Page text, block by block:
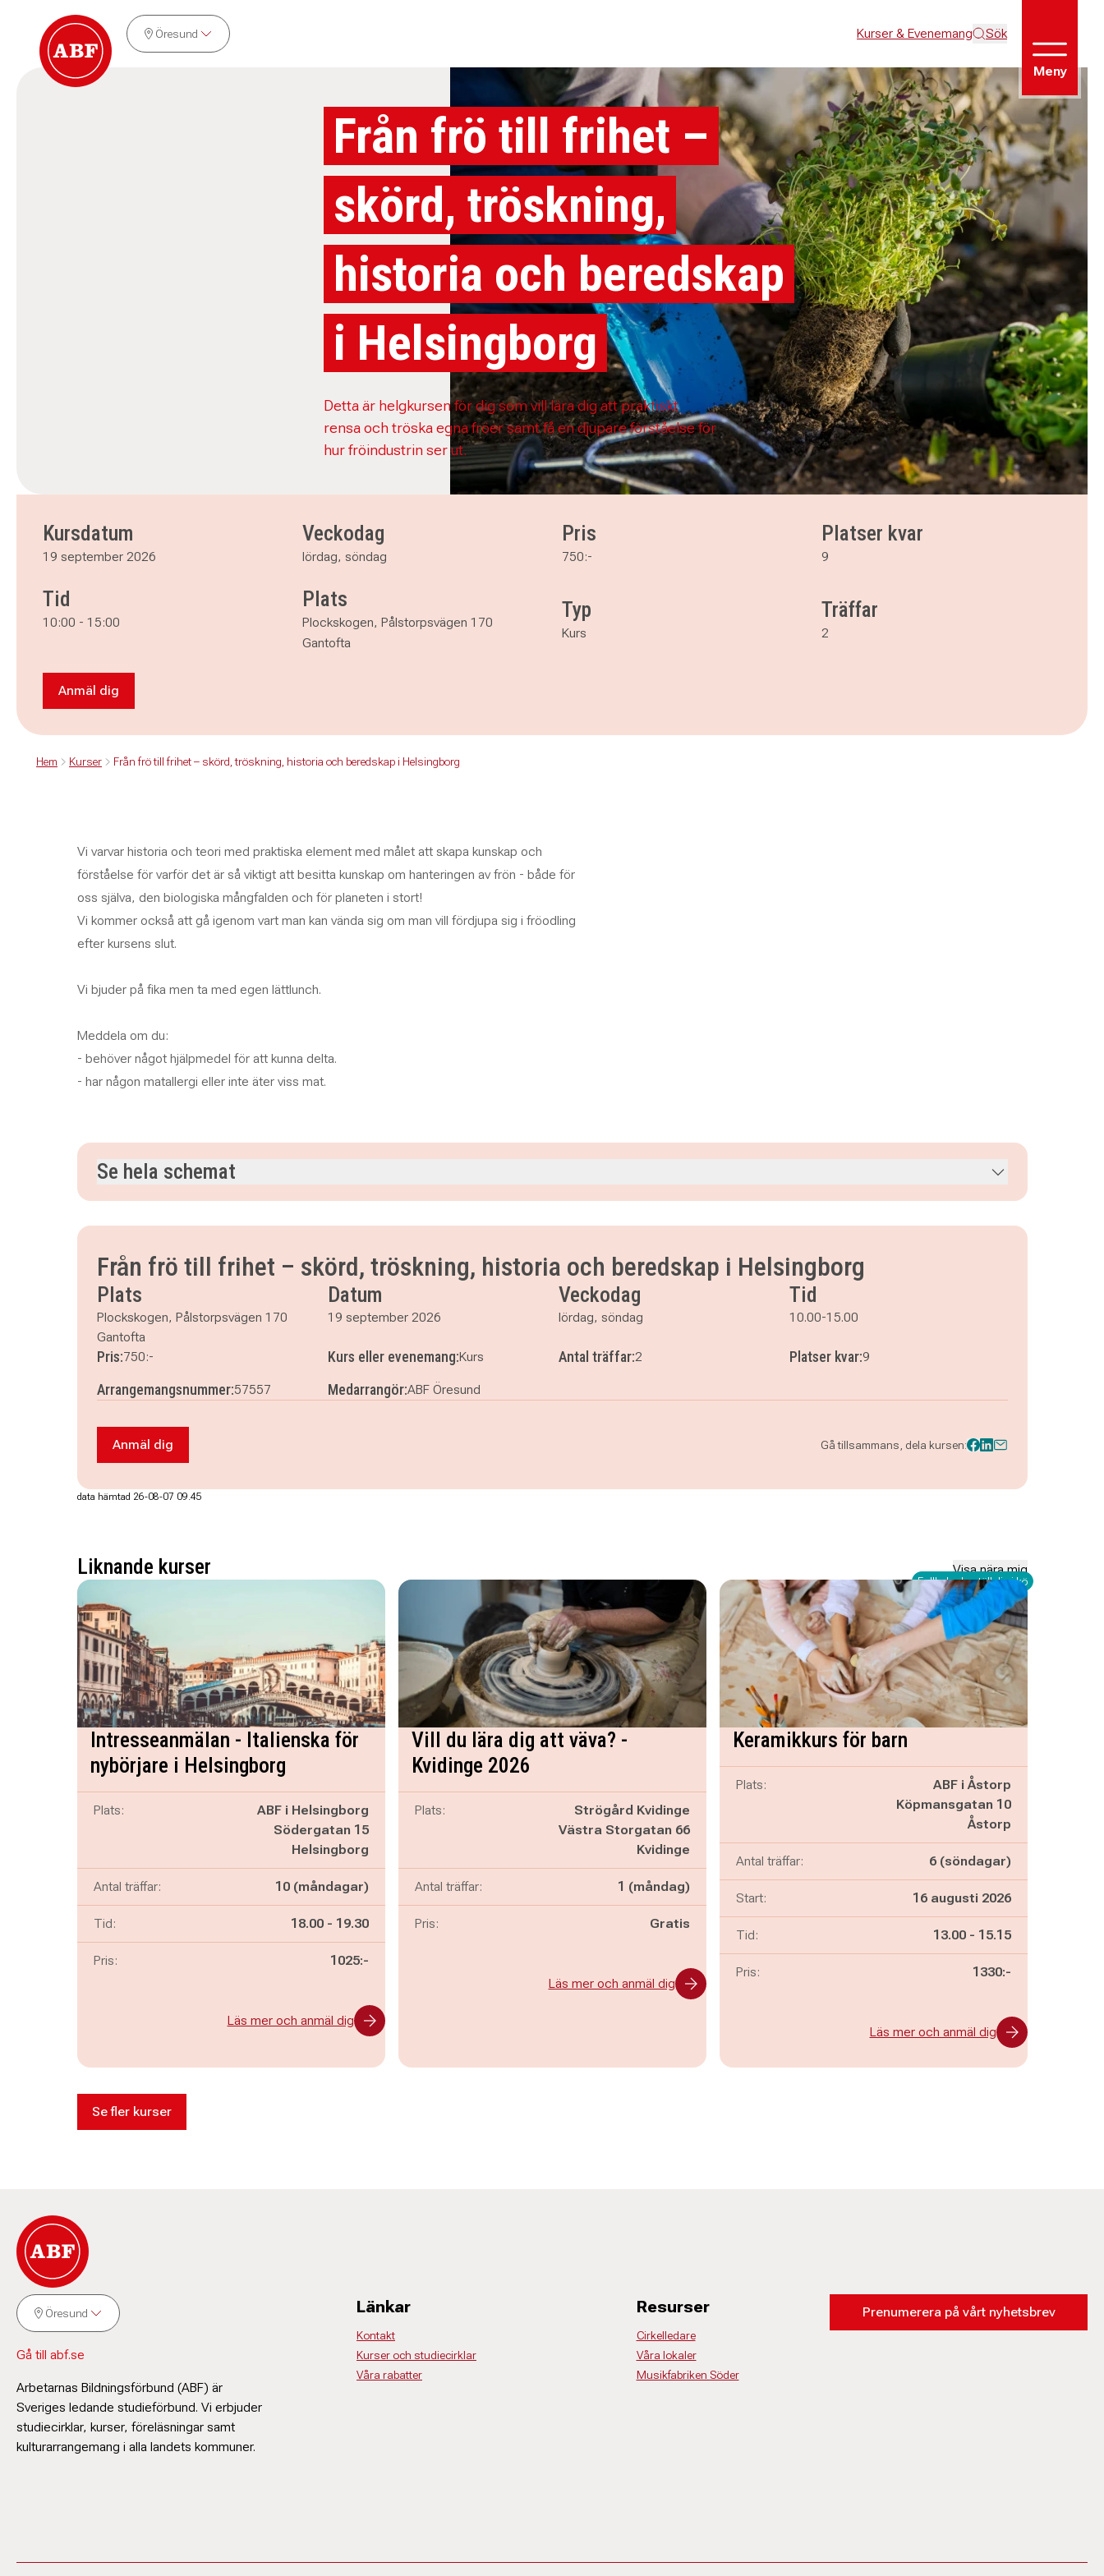
Öresund Kurser & Evenemang Sök
Meny
Från frö till frihet –
skörd, tröskning,
historia och beredskap
i Helsingborg
Detta är helgkursen för dig som vill lära dig att praktiskt
rensa och tröska egna fröer samt få en djupare förståelse för
hur fröindustrin ser ut.
Kursdatum
19 september 2026
Veckodag
lördag, söndag
Tid
10:00 - 15:00
Plats
Plockskogen, Pålstorpsvägen 170
Gantofta
Pris
750:-
Platser kvar
9
Typ
Kurs
Träffar
2
Anmäl dig till Från frö till frihet – skörd, tröskning, historia och beredskap i Helsingborg
Anmäl dig
Hem Kurser Från frö till frihet – skörd, tröskning, historia och beredskap i Helsingborg
Vi varvar historia och teori med praktiska element med målet att skapa kunskap och
förståelse för varför det är så viktigt att besitta kunskap om hanteringen av frön - både för
oss själva, den biologiska mångfalden och för planeten i stort!
Vi kommer också att gå igenom vart man kan vända sig om man vill fördjupa sig i fröodling
efter kursens slut.
Vi bjuder på fika men ta med egen lättlunch.
Meddela om du:
- behöver något hjälpmedel för att kunna delta.
- har någon matallergi eller inte äter viss mat.
Se hela schemat
Från frö till frihet – skörd, tröskning, historia och beredskap i Helsingborg
Plats
Plockskogen, Pålstorpsvägen 170
Gantofta
Datum
19 september 2026
Veckodag
lördag, söndag
Tid
10.00-15.00
Pris:750:- Kurs eller evenemang:Kurs Antal träffar:2 Platser kvar:9
Arrangemangsnummer:57557 Medarrangör:ABF Öresund
Anmäl dig till Från frö till frihet – skörd, tröskning, historia och beredskap i Helsingborg
Anmäl dig Gå tillsammans, dela kursen:
data hämtad 26-08-07 09.45
Liknande kurser Visa nära mig
Intresseanmälan - Italienska för
nybörjare i Helsingborg
Plats:
ABF i Helsingborg
Södergatan 15
Helsingborg
Antal träffar: 10 (måndagar)
Tid: Pågår mellan
18.00 - och
19.30
Pris: 1025:-
Läs mer och anmäl dig
Vill du lära dig att väva? -
Kvidinge 2026
Plats:
Strögård Kvidinge
Västra Storgatan 66
Kvidinge
Antal träffar: 1 (måndag)
Pris: Gratis
Läs mer och anmäl dig
Fullbokad - ställ dig i kö
Keramikkurs för barn
Plats:
ABF i Åstorp
Köpmansgatan 10
Åstorp
Antal träffar: 6 (söndagar)
Start: 16 augusti 2026
Tid: Pågår mellan
13.00 - och
15.15
Pris: 1330:-
Läs mer och anmäl dig
Se fler kurser
Öresund
Gå till abf.se
Arbetarnas Bildningsförbund (ABF) är
Sveriges ledande studieförbund. Vi erbjuder
studiecirklar, kurser, föreläsningar samt
kulturarrangemang i alla landets kommuner.
Länkar
Kontakt
Kurser och studiecirklar
Våra rabatter
Resurser
Cirkelledare
Våra lokaler
Musikfabriken Söder
Prenumerera på vårt nyhetsbrev